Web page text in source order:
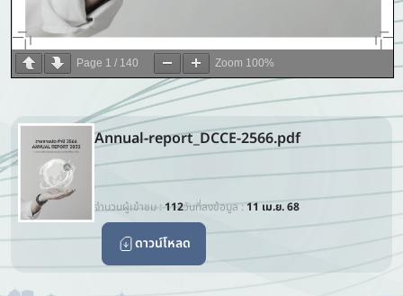
Page 1 / 140 Zoom 100%
Annual-report_DCCE-2566.pdf
จำนวนผู้เข้าชม : 112วันที่ลงข้อมูล :11 เม.ย. 68
ดาวน์โหลด